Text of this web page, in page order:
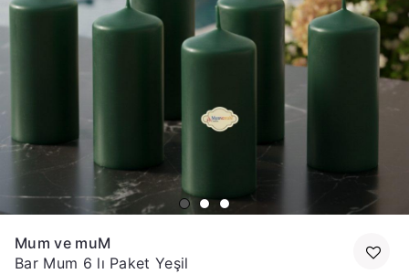
Mum ve muM
Bar Mum 6 lı Paket Yeşil